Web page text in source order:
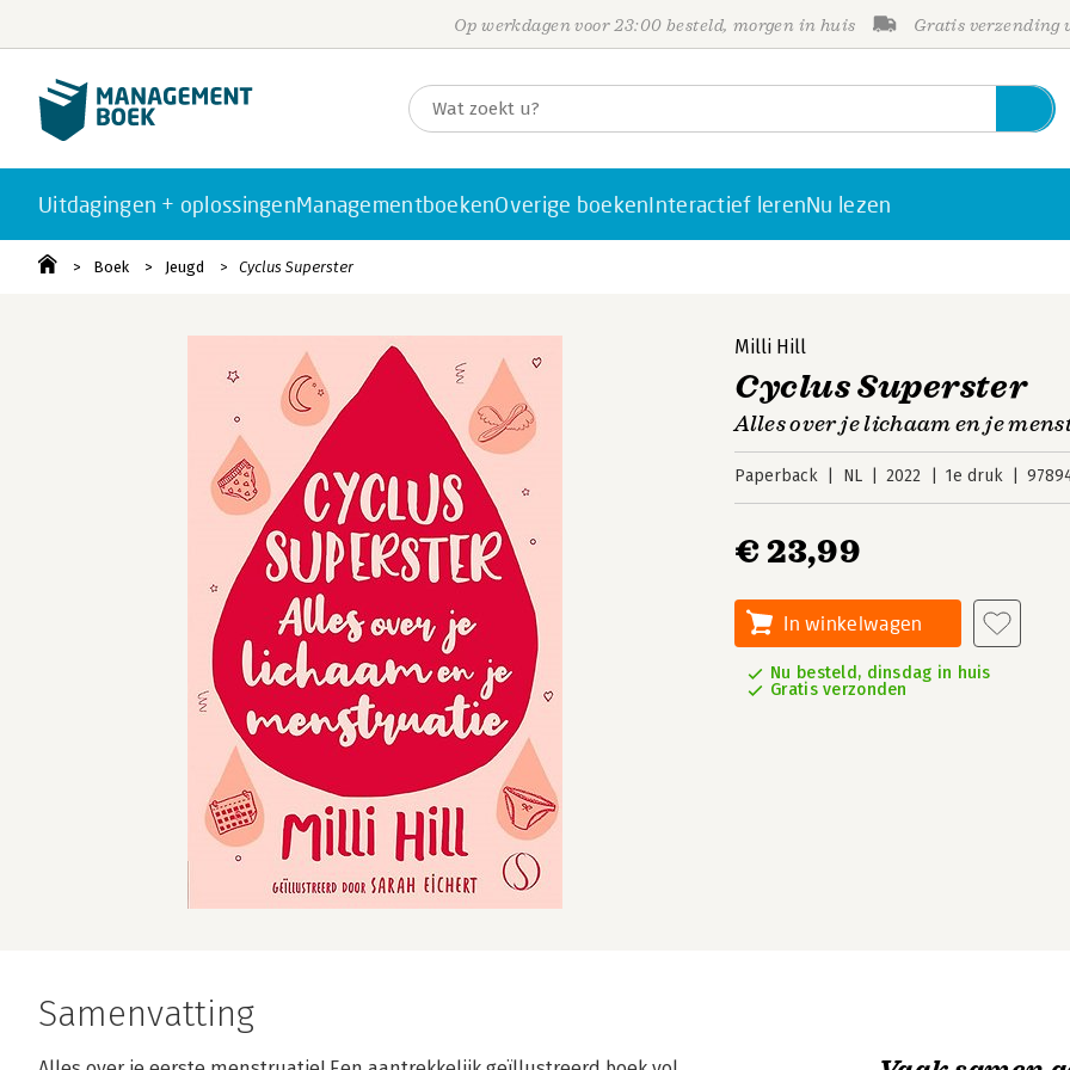
Op werkdagen voor 23:00 besteld, morgen in huis Gratis verzending
Uitdagingen + oplossingenManagementboekenOverige boekenInteractief lerenNu lezen
Boek Jeugd Cyclus Superster
Milli Hill
Cyclus Superster
Alles over je lichaam en je
Paperback NL 2022 1e druk
€ 23,99
In winkelwagen
Nu besteld, dinsdag in huis
Gratis verzonden
Samenvatting